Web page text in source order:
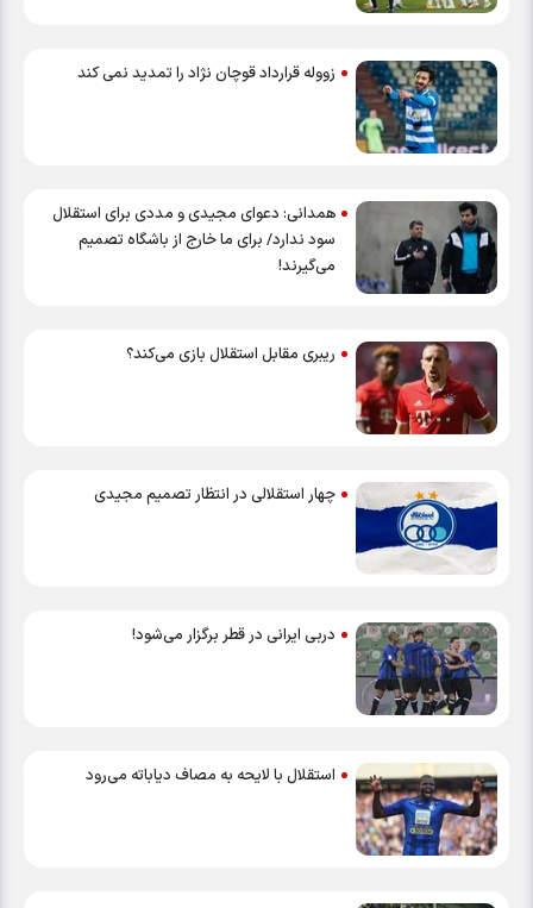
زووله قرارداد قوچان نژاد را تمدید نمی کند
همدانی: دعوای مجیدی و مددی برای استقلال
سود ندارد/ برای ما خارج از باشگاه تصمیم
می‌گیرند!
ریبری مقابل استقلال بازی می‌کند؟
چهار استقلالی در انتظار تصمیم مجیدی
دربی ایرانی در قطر برگزار می‌شود!
استقلال با لایحه به مصاف دیاباته می‌رود